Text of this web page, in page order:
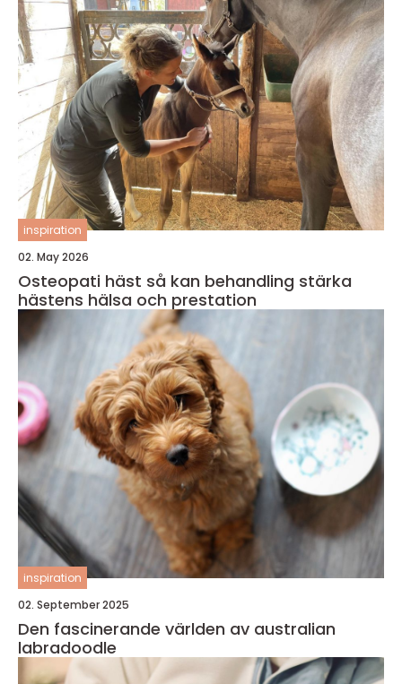
inspiration
02. May 2026
Osteopati häst så kan behandling stärka
hästens hälsa och prestation
inspiration
02. September 2025
Den fascinerande världen av australian
labradoodle